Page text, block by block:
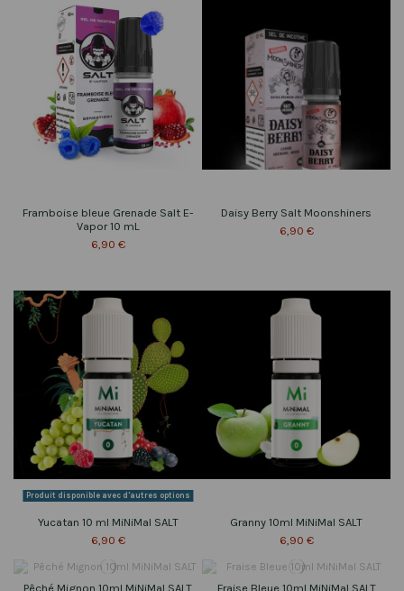
Framboise bleue Grenade Salt E-
Vapor 10 mL
6,90 €
Daisy Berry Salt Moonshiners
6,90 €
Produit disponible avec d'autres options
Yucatan 10 ml MiNiMal SALT
6,90 €
Granny 10ml MiNiMal SALT
6,90 €
Pêché Mignon 10ml MiNiMal SALT
Fraise Bleue 10ml MiNiMal SALT